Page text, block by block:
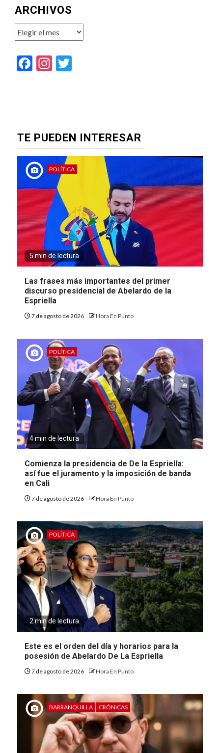
ARCHIVOS
Archivos
Facebook
Instagram
TE PUEDEN INTERESAR
POLÍTICA
5 min de lectura
Las frases más importantes del primer
discurso presidencial de Abelardo de la
Espriella
7 de agosto de 2026 Hora En Punto
POLÍTICA
4 min de lectura
Comienza la presidencia de De la Espriella:
así fue el juramento y la imposición de banda
en Cali
7 de agosto de 2026 Hora En Punto
POLÍTICA
2 min de lectura
Este es el orden del día y horarios para la
posesión de Abelardo De La Espriella
7 de agosto de 2026 Hora En Punto
BARRANQUILLA CRÓNICAS